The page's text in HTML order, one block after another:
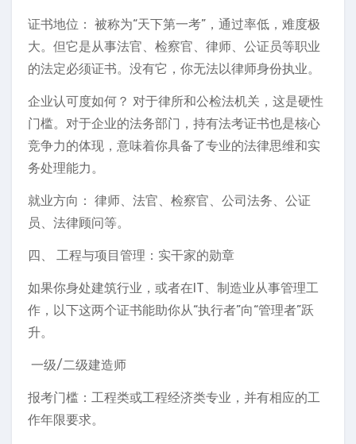
证书地位： 被称为“天下第一考”，通过率低，难度极
大。但它是从事法官、检察官、律师、公证员等职业
的法定必须证书。没有它，你无法以律师身份执业。
企业认可度如何？ 对于律所和公检法机关，这是硬性
门槛。对于企业的法务部门，持有法考证书也是核心
竞争力的体现，意味着你具备了专业的法律思维和实
务处理能力。
就业方向： 律师、法官、检察官、公司法务、公证
员、法律顾问等。
四、 工程与项目管理：实干家的勋章
如果你身处建筑行业，或者在IT、制造业从事管理工
作，以下这两个证书能助你从“执行者”向“管理者”跃
升。
️ 一级/二级建造师
报考门槛：工程类或工程经济类专业，并有相应的工
作年限要求。